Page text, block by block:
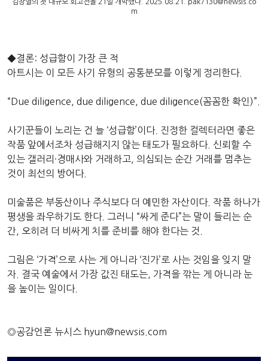
김창열의 첫 대규모 회고전을 21일 개막했다. 2025.08.21. pak7130@newsis.co
m
◆결론: 성급함이 가장 큰 적
아트시는 이 모든 사기 유형의 공통분모를 이렇게 정리한다.
“Due diligence, due diligence, due diligence(꼼꼼한 확인)”.
사기꾼들이 노리는 건 늘 ‘성급함’이다. 진정한 컬렉터라면 좋은
작품 앞에서조차 성급해지지 않는 태도가 필요하다. 신뢰할 수
있는 갤러리·경매사와 거래하고, 의심되는 순간 거래를 멈추는
것이 최선의 방어다.
미술품은 부동산이나 주식보다 더 예민한 자산이다. 작품 하나가
평생을 좌우하기도 한다. 그러니 “싸게 준다”는 말이 들리는 순
간, 오히려 더 비싸게 치를 준비를 해야 한다는 것.
그림은 ‘가격’으로 사는 게 아니라 ‘진가’로 사는 것임을 잊지 말
자. 결국 예술에서 가장 값진 태도는, 가격을 깎는 게 아니라 눈
을 높이는 일이다.
◎공감언론 뉴시스 hyun@newsis.com